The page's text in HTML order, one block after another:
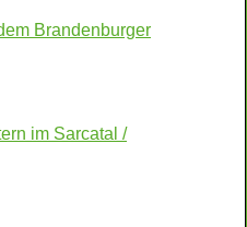
Brandenburger
im Sarcatal /